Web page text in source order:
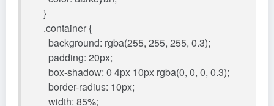
}
.container {
background: rgba(255, 255, 255, 0.3);
padding: 20px;
box-shadow: 0 4px 10px rgba(0, 0, 0, 0.3);
border-radius: 10px;
width: 85%;